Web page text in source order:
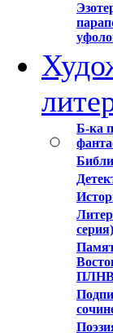
Б-ка
серия)